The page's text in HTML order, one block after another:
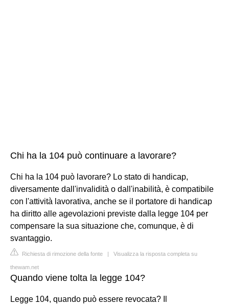
Chi ha la 104 può continuare a lavorare?
Chi ha la 104 può lavorare? Lo stato di handicap,
diversamente dall'invalidità o dall'inabilità, è compatibile
con l'attività lavorativa, anche se il portatore di handicap
ha diritto alle agevolazioni previste dalla legge 104 per
compensare la sua situazione che, comunque, è di
svantaggio.
Richiesta di rimozione della fonte | Visualizza la risposta completa su
thewam.net
Quando viene tolta la legge 104?
Legge 104, quando può essere revocata? Il